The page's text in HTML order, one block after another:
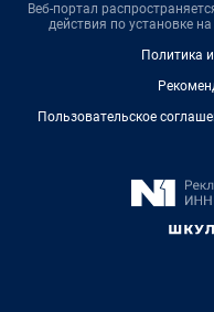
Веб-портал
действия по установке
Политика
Пользовательское